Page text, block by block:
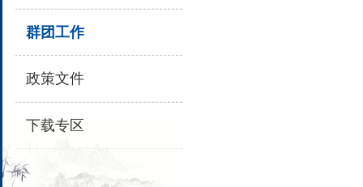
群团工作
政策文件
下载专区